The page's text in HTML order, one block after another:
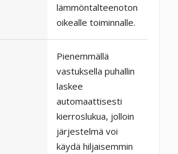
lämmöntalteenoton
oikealle toiminnalle.
Pienemmällä
vastuksella puhallin
laskee
automaattisesti
kierroslukua, jolloin
järjestelmä voi
käydä hiljaisemmin